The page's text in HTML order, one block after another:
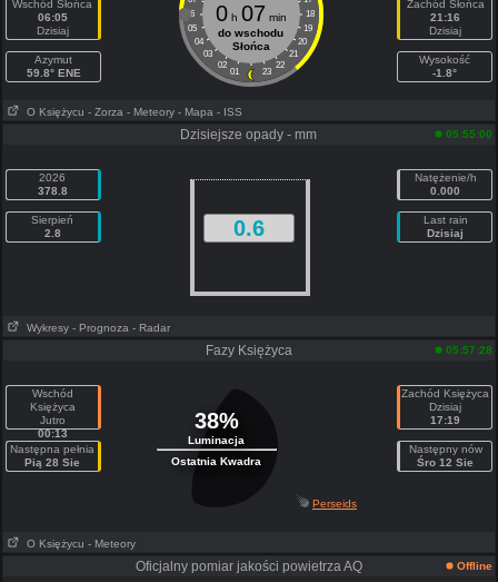
Wschód Słońca
06:05
Dzisiaj
Azymut
59.8° ENE
06
18
05
19
04
20
03
21
02
22
01 23
0h 07 min
do wschodu
Słońca
Zachód Słońca
21:16
Dzisiaj
Wysokość
-1.8°
O Księżycu - Zorza - Meteory - Mapa - ISS
Dzisiejsze opady - mm 05:55:00
2026
378.8
Sierpień
2.8
0.6
Natężenie/h
0.000
Last rain
Dzisiaj
Wykresy - Prognoza - Radar
Fazy Księżyca 05:57:28
Wschód
Księżyca
Jutro
00:13
Następna pełnia
Pią 28 Sie
38%
Luminacja
Ostatnia Kwadra
Zachód Księżyca
Dzisiaj
17:19
Następny nów
Śro 12 Sie
Perseids
O Księżycu - Meteory
Oficjalny pomiar jakości powietrza AQ Offline